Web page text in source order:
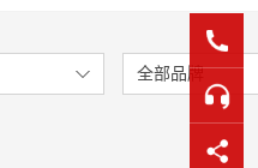
全部品牌